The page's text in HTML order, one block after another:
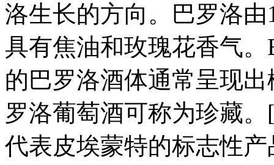
洛生长的方向。巴罗洛
具有焦油和玫瑰花香气
的巴罗洛酒体通常呈现
罗洛葡萄酒可称为珍藏
代表皮埃蒙特的标志性